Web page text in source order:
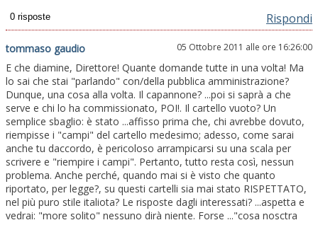
Rispondi
tommaso gaudio 05 Ottobre 2011 alle ore 16:26:00
E che diamine, Direttore! Quante domande tutte in una volta! Ma
lo sai che stai "parlando" con/della pubblica amministrazione?
Dunque, una cosa alla volta. Il capannone? ...poi si saprà a che
serve e chi lo ha commissionato, POI!. Il cartello vuoto? Un
semplice sbaglio: è stato ...affisso prima che, chi avrebbe dovuto,
riempisse i "campi" del cartello medesimo; adesso, come sarai
anche tu daccordo, è pericoloso arrampicarsi su una scala per
scrivere e "riempire i campi". Pertanto, tutto resta così, nessun
problema. Anche perché, quando mai si è visto che quanto
riportato, per legge?, su questi cartelli sia mai stato RISPETTATO,
nel più puro stile italiota? Le risposte dagli interessati? ...aspetta e
vedrai: "more solito" nessuno dirà niente. Forse ..."cosa nosctra